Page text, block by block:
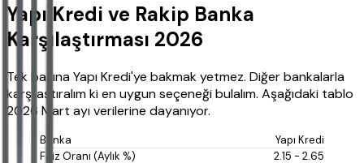
Yapı Kredi ve Rakip Banka
Karşılaştırması 2026
Tek başına Yapı Kredi'ye bakmak yetmez. Diğer bankalarla
karşılaştıralım ki en uygun seçeneği bulalım. Aşağıdaki tablo
2026 Mart ayı verilerine dayanıyor.
Yapı Kredi
2.15 - 2.65